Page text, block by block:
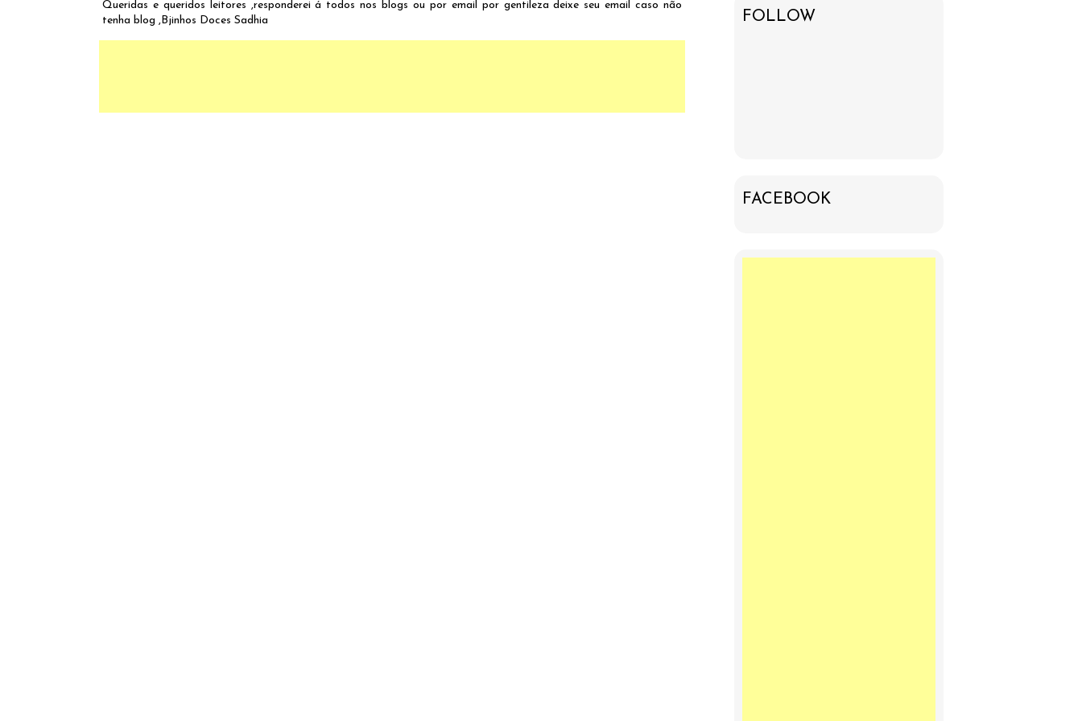
Queridas e queridos leitores ,responderei á todos nos blogs ou por email por gentileza deixe seu email caso não
tenha blog ,Bjinhos Doces Sadhia
FOLLOW
FACEBOOK